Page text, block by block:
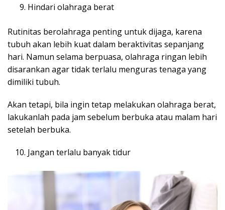
Hindari olahraga berat
Rutinitas berolahraga penting untuk dijaga, karena
tubuh akan lebih kuat dalam beraktivitas sepanjang
hari. Namun selama berpuasa, olahraga ringan lebih
disarankan agar tidak terlalu menguras tenaga yang
dimiliki tubuh.
Akan tetapi, bila ingin tetap melakukan olahraga berat,
lakukanlah pada jam sebelum berbuka atau malam hari
setelah berbuka.
Jangan terlalu banyak tidur